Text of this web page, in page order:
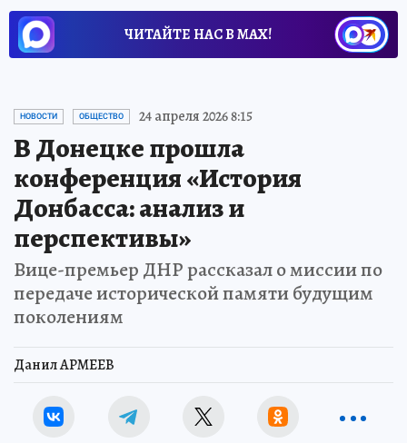
ЧИТАЙТЕ НАС В МАХ!
НОВОСТИ ОБЩЕСТВО 24 апреля 2026 8:15
В Донецке прошла
конференция «История
Донбасса: анализ и
перспективы»
Вице-премьер ДНР рассказал о миссии по
передаче исторической памяти будущим
поколениям
Данил АРМЕЕВ